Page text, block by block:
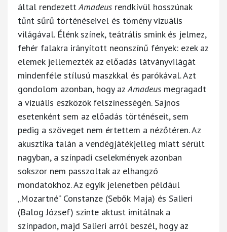
által rendezett Amadeus rendkívül hosszúnak
tűnt sűrű történéseivel és tömény vizuális
világával. Élénk színek, teátrális smink és jelmez,
fehér falakra irányított neonszínű fények: ezek az
elemek jellemezték az előadás látványvilágát
mindenféle stílusú maszkkal és parókával. Azt
gondolom azonban, hogy az Amadeus megragadt
a vizuális eszközök felszínességén. Sajnos
esetenként sem az előadás történéseit, sem
pedig a szöveget nem értettem a nézőtéren. Az
akusztika talán a vendégjátékjelleg miatt sérült
nagyban, a színpadi cselekmények azonban
sokszor nem passzoltak az elhangzó
mondatokhoz. Az egyik jelenetben például
„Mozartné” Constanze (Sebők Maja) és Salieri
(Balog József) szinte aktust imitálnak a
színpadon, majd Salieri arról beszél, hogy az